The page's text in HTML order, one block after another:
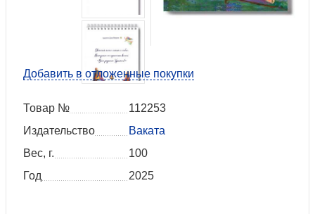
Добавить в отложенные покупки
Товар №
112253
Издательство
Ваката
Вес, г.
100
Год
2025